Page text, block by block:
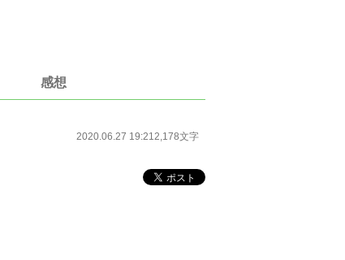
感想
2020.06.27 19:212,178文字